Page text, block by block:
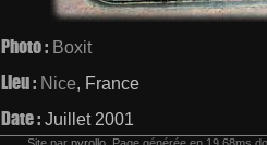
Photo : Boxit
Lieu : Nice, France
Date : Juillet 2001
Site par pyrollo . Page générée en 19.68ms